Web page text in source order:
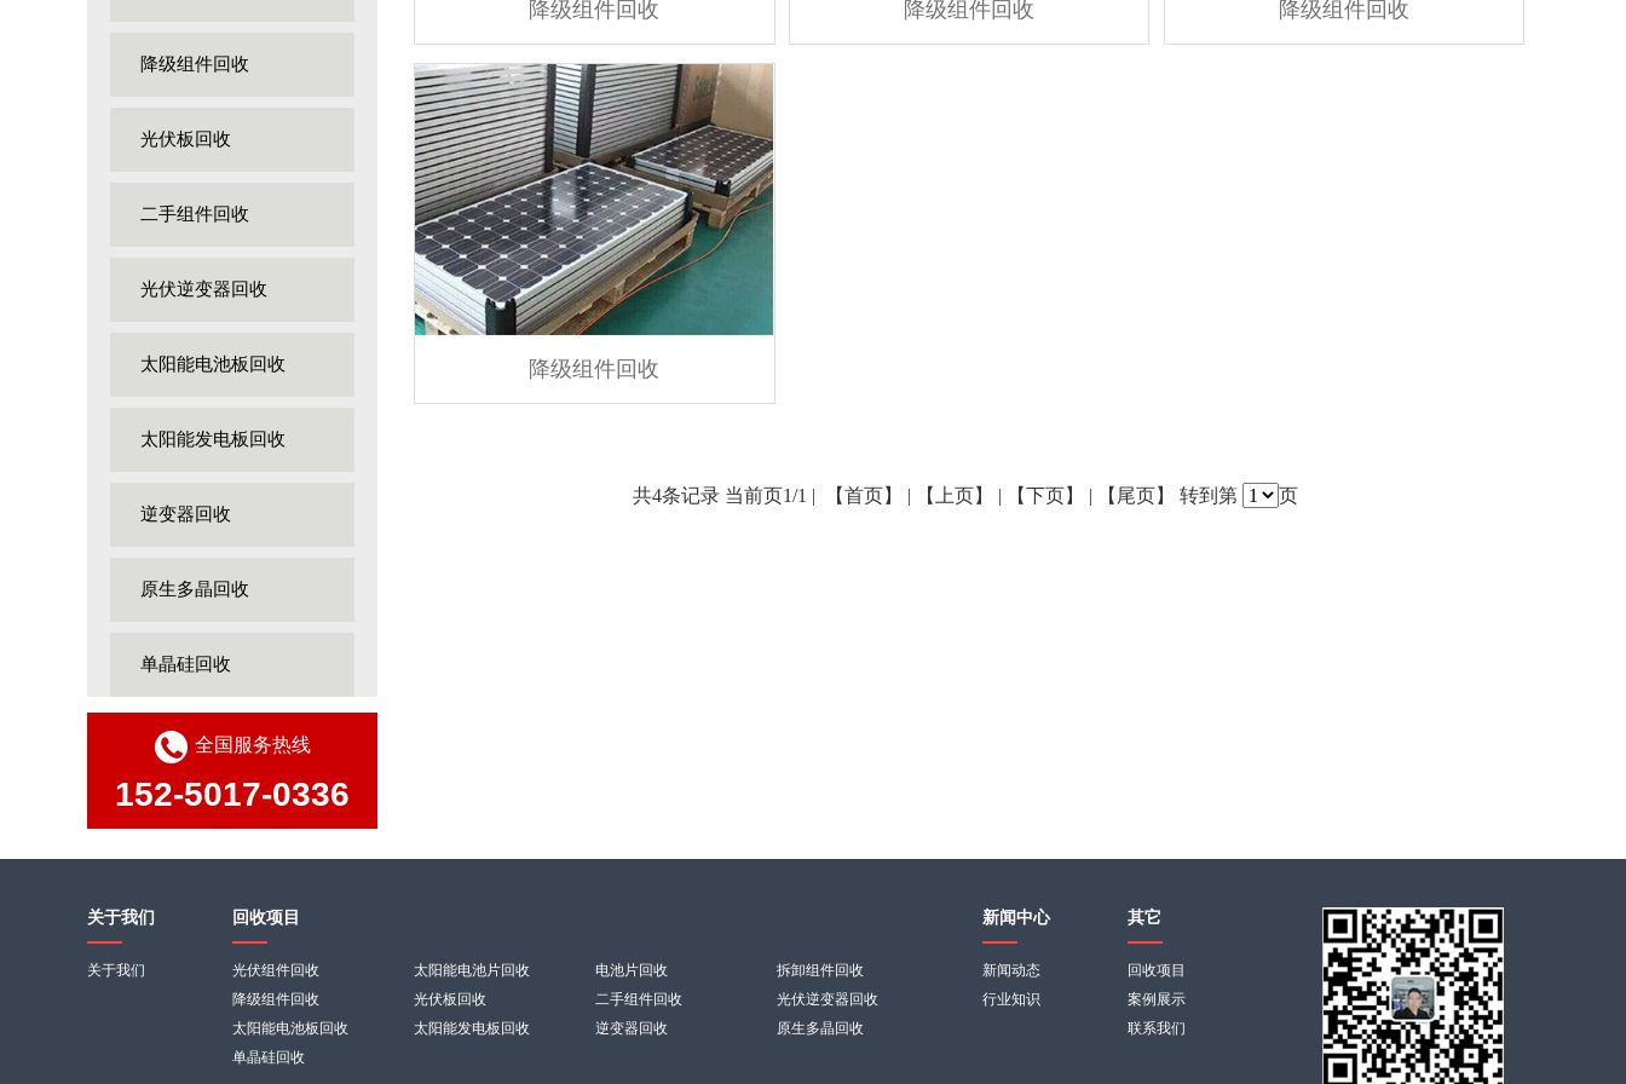
降级组件回收
光伏板回收
二手组件回收
光伏逆变器回收
太阳能电池板回收
太阳能发电板回收
逆变器回收
原生多晶回收
单晶硅回收
全国服务热线
152-5017-0336
降级组件回收 降级组件回收 降级组件回收
降级组件回收
共4条记录 当前页1/1 | 【首页】 | 【上页】 | 【下页】 | 【尾页】 转到第 页
关于我们
关于我们
回收项目
光伏组件回收 太阳能电池片回收 电池片回收
拆卸组件回收
降级组件回收
光伏板回收 二手组件回收
光伏逆变器回收
太阳能电池板回收
太阳能发电板回收 逆变器回收
原生多晶回收
单晶硅回收
新闻中心
新闻动态
行业知识
其它
回收项目
案例展示
联系我们